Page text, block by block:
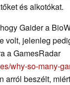
és alkotókat.
Gaider a
volt, jelenleg
a GamesRadar
why-so-many-
arról beszélt,